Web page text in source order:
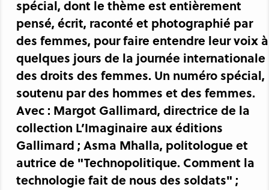
spécial, dont le thème est entièrement
pensé, écrit, raconté et photographié par
des femmes, pour faire entendre leur voix à
quelques jours de la journée internationale
des droits des femmes. Un numéro spécial,
soutenu par des hommes et des femmes.
Avec : Margot Gallimard, directrice de la
collection L’Imaginaire aux éditions
Gallimard ; Asma Mhalla, politologue et
autrice de "Technopolitique. Comment la
technologie fait de nous des soldats" ;